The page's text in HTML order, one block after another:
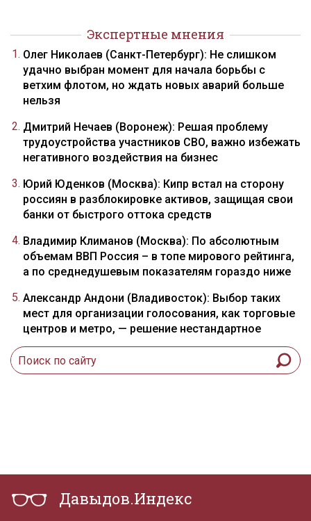
Экспертные мнения
Олег Николаев (Санкт-Петербург): Не слишком
удачно выбран момент для начала борьбы с
ветхим флотом, но ждать новых аварий больше
нельзя
Дмитрий Нечаев (Воронеж): Решая проблему
трудоустройства участников СВО, важно избежать
негативного воздействия на бизнес
Юрий Юденков (Москва): Кипр встал на сторону
россиян в разблокировке активов, защищая свои
банки от быстрого оттока средств
Владимир Климанов (Москва): По абсолютным
объемам ВВП Россия – в топе мирового рейтинга,
а по среднедушевым показателям гораздо ниже
Александр Андони (Владивосток): Выбор таких
мест для организации голосования, как торговые
центров и метро, — решение нестандартное
Давыдов.Индекс